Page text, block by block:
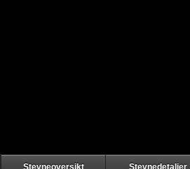
Stevneoversikt Stevnedetaljer